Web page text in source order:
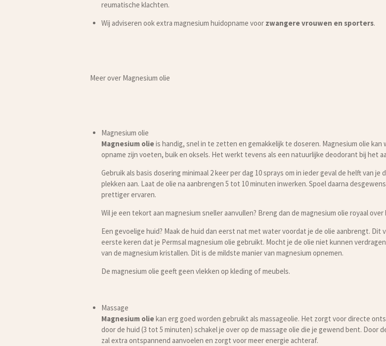
reumatische klachten.
Wij adviseren ook extra magnesium huidopname voor zwangere vrouwen en sporters.
Meer over Magnesium olie
Magnesium olie
Magnesium olieis handig, snel in te zetten en gemakkelijk te doseren. Magnesium olie
opname zijn voeten, buik en oksels. Het werkt tevens als een natuurlijke deodorant bij het
Gebruik als basis dosering minimaal 2 keer per dag 10 sprays om in ieder geval de helft van
plekken aan. Laat de olie na aanbrengen 5 tot 10 minuten inwerken. Spoel daarna
prettiger ervaren.
Wil je een tekort aan magnesium sneller aanvullen? Breng dan de magnesium olie royaal
Een gevoelige huid? Maak de huid dan eerst nat met water voordat je de olie aanbrengt.
eerste keren dat je Permsal magnesium olie gebruikt. Mocht je de olie niet kunnen
van de magnesium kristallen. Dit is de mildste manier van magnesium opnemen.
De magnesium olie geeft geen vlekken op kleding of meubels.
Massage
Magnesium oliekan erg goed worden gebruikt als massageolie. Het zorgt voor directe
door de huid (3 tot 5 minuten) schakel je over op de massage olie die je gewend bent. Door
zal extra ontspannend aanvoelen en zorgt voor meer energie achteraf.